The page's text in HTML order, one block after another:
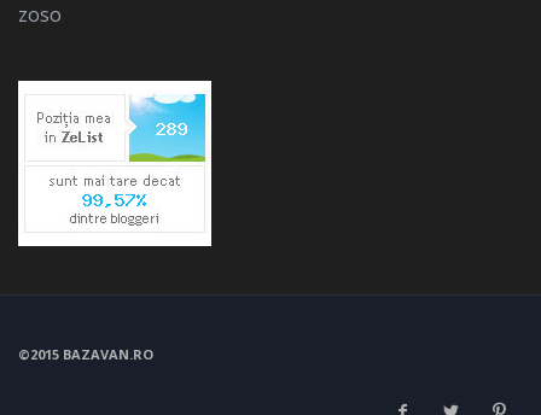
zoso
©2015 BAZAVAN.RO